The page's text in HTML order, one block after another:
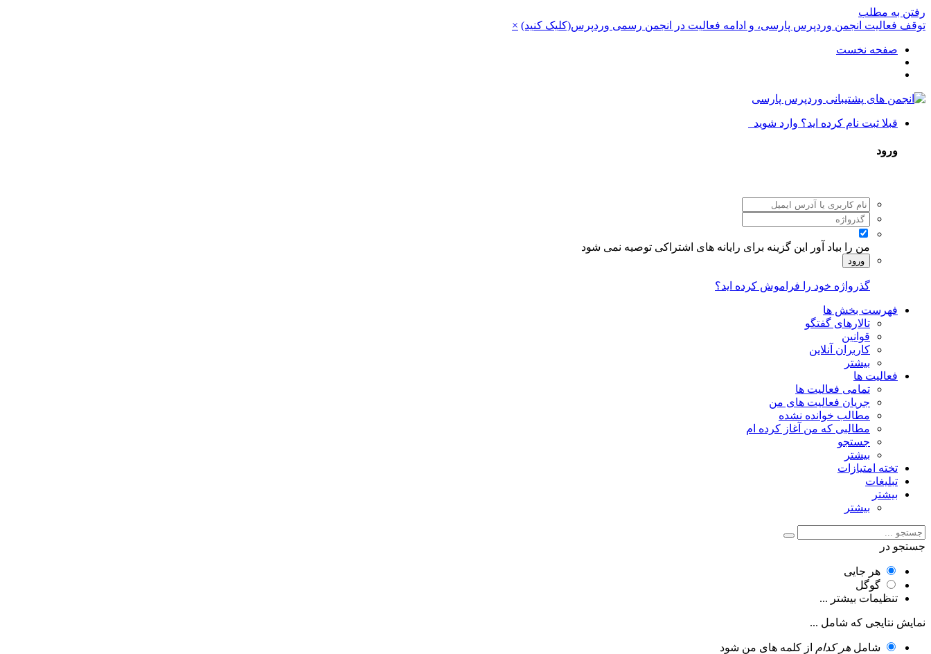
رفتن به مطلب
توقف فعالیت انجمن وردپرس پارسی، و ادامه فعالیت در انجمن رسمی وردپرس(کلیک کنید) ×
صفحه نخست
قبلا ثبت نام کرده اید؟ وارد شوید
ورود
من را بیاد آور این گزینه برای رایانه های اشتراکی توصیه نمی شود
ورود
گذرواژه خود را فراموش کرده اید؟
فهرست بخش ها
تالارهای گفتگو
قوانین
کاربران آنلاین
بیشتر
فعالیت ها
تمامی فعالیت ها
جریان فعالیت های من
مطالب خوانده نشده
مطالبی که من آغاز کرده ام
جستجو
بیشتر
تخته امتیازات
تبلیغات
بیشتر
بیشتر
جستجو در
هر جایی
گوگل
تنظیمات بیشتر ...
نمایش نتایجی که شامل ...
شامل هر کدام از کلمه های من شود